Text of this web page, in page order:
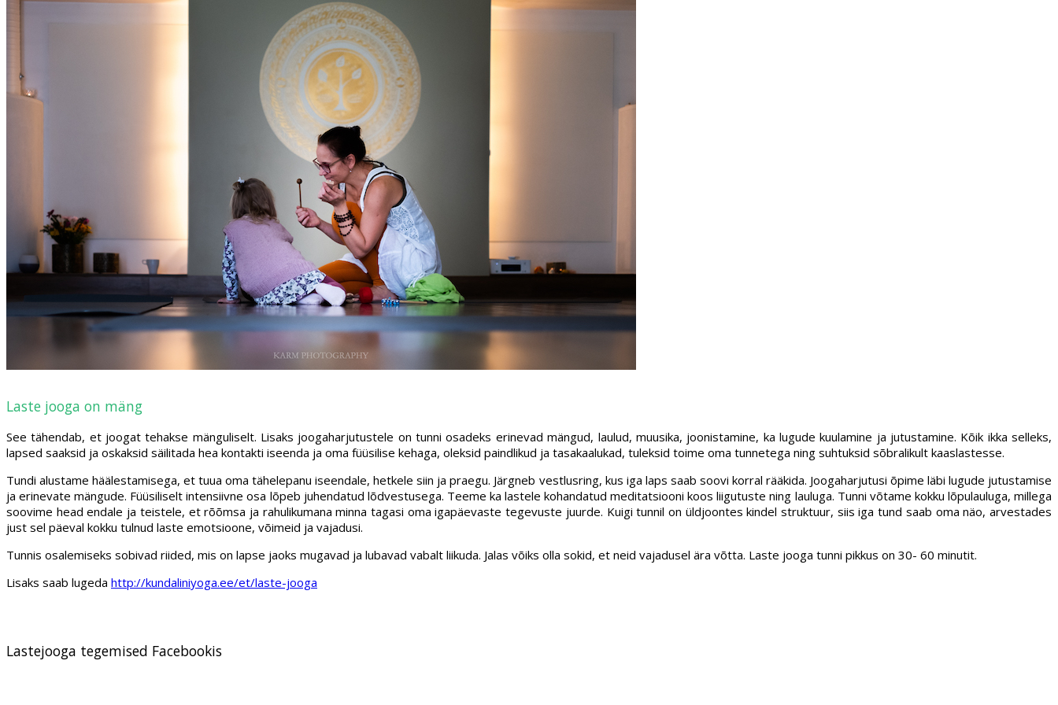
Laste jooga on mäng
See tähendab, et joogat tehakse mänguliselt. Lisaks joogaharjutustele on tunni osadeks erinevad mängud, laulud, muusika, joonistamine, ka lugude kuulamine ja jutustamine. Kõik ikka selleks,
lapsed saaksid ja oskaksid säilitada hea kontakti iseenda ja oma füüsilise kehaga, oleksid paindlikud ja tasakaalukad, tuleksid toime oma tunnetega ning suhtuksid sõbralikult kaaslastesse.
Tundi alustame häälestamisega, et tuua oma tähelepanu iseendale, hetkele siin ja praegu. Järgneb vestlusring, kus iga laps saab soovi korral rääkida. Joogaharjutusi õpime läbi lugude jutustamise
ja erinevate mängude. Füüsiliselt intensiivne osa lõpeb juhendatud lõdvestusega. Teeme ka lastele kohandatud meditatsiooni koos liigutuste ning lauluga. Tunni võtame kokku lõpulauluga, millega
soovime head endale ja teistele, et rõõmsa ja rahulikumana minna tagasi oma igapäevaste tegevuste juurde. Kuigi tunnil on üldjoontes kindel struktuur, siis iga tund saab oma näo, arvestades
just sel päeval kokku tulnud laste emotsioone, võimeid ja vajadusi.
Tunnis osalemiseks sobivad riided, mis on lapse jaoks mugavad ja lubavad vabalt liikuda. Jalas võiks olla sokid, et neid vajadusel ära võtta. Laste jooga tunni pikkus on 30- 60 minutit.
Lisaks saab lugeda http://kundaliniyoga.ee/et/laste-jooga
Lastejooga tegemised Facebookis